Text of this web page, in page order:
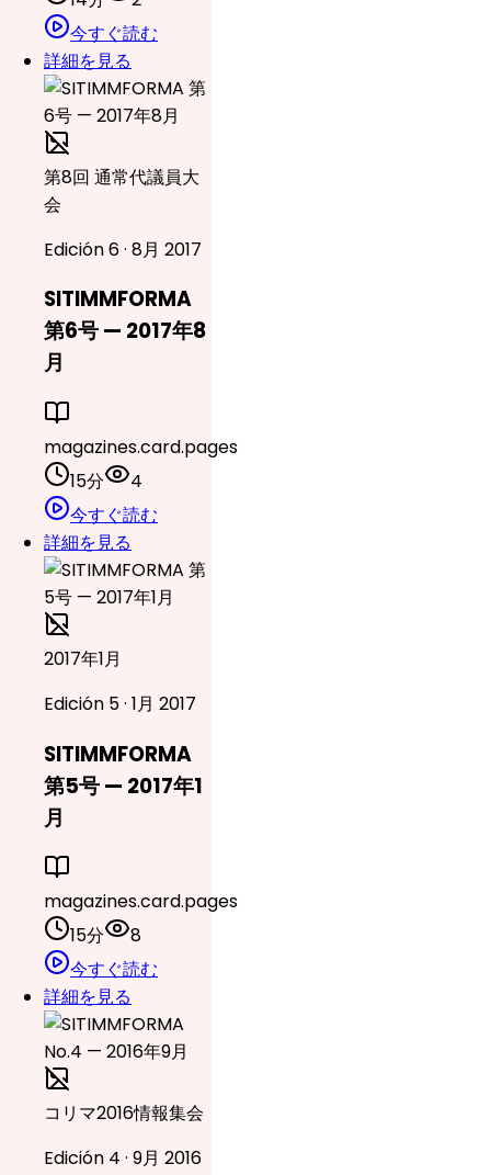
今すぐ読む
詳細を見る
第8回 通常代議員大
会
Edición 6 · 8月 2017
SITIMMFORMA
第6号 — 2017年8
月
magazines.card.pages
15分
4
今すぐ読む
詳細を見る
2017年1月
Edición 5 · 1月 2017
SITIMMFORMA
第5号 — 2017年1
月
magazines.card.pages
15分
8
今すぐ読む
詳細を見る
コリマ2016情報集会
Edición 4 · 9月 2016